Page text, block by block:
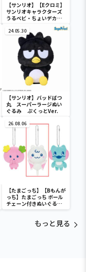
【サンリオ】【Eクロミ】
サンリオキャラクターズ
うるベビ・ちょいデカド
24.05.30
【サンリオ】バッドばつ
丸 スーパーラージぬい
ぐるみ ぷくっとVer.
26.08.06
【たまごっち】【Bもんが
っち】たまごっち ボール
チェーン付きぬいぐるみ
～Tamagotchi
もっと見る